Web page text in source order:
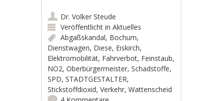
Dr. Volker Steude
Veröffentlicht inAktuelles
Abgaßskandal, Bochum,
Dienstwagen, Diese, Eiskirch,
Elektromobilität, Fahrverbot, Feinstaub,
NO2,Oberbürgermeister,Schadstoffe,
SPD,STADTGESTALTER,
Stickstoffdioxid,Verkehr,Wattenscheid